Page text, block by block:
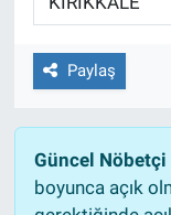
Paylaş
Güncel Nöbetçi
boyunca açık